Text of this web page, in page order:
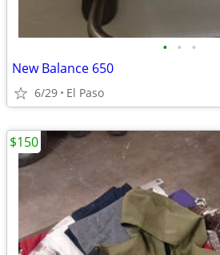
• • •
New Balance 650
6/29 El Paso
$150